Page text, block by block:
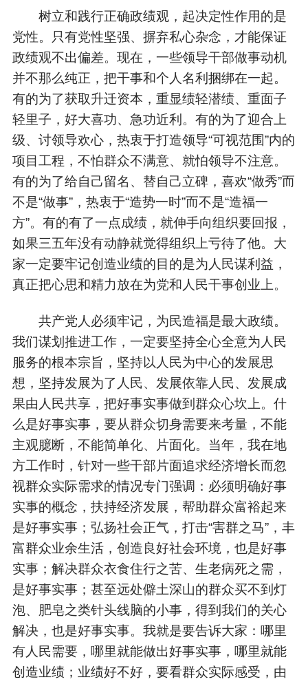
树立和践行正确政绩观，起决定性作用的是
党性。只有党性坚强、摒弃私心杂念，才能保证
政绩观不出偏差。现在，一些领导干部做事动机
并不那么纯正，把干事和个人名利捆绑在一起。
有的为了获取升迁资本，重显绩轻潜绩、重面子
轻里子，好大喜功、急功近利。有的为了迎合上
级、讨领导欢心，热衷于打造领导“可视范围”内的
项目工程，不怕群众不满意、就怕领导不注意。
有的为了给自己留名、替自己立碑，喜欢“做秀”而
不是“做事”，热衷于“造势一时”而不是“造福一
方”。有的有了一点成绩，就伸手向组织要回报，
如果三五年没有动静就觉得组织上亏待了他。大
家一定要牢记创造业绩的目的是为人民谋利益，
真正把心思和精力放在为党和人民干事创业上。
共产党人必须牢记，为民造福是最大政绩。
我们谋划推进工作，一定要坚持全心全意为人民
服务的根本宗旨，坚持以人民为中心的发展思
想，坚持发展为了人民、发展依靠人民、发展成
果由人民共享，把好事实事做到群众心坎上。什
么是好事实事，要从群众切身需要来考量，不能
主观臆断，不能简单化、片面化。当年，我在地
方工作时，针对一些干部片面追求经济增长而忽
视群众实际需求的情况专门强调：必须明确好事
实事的概念，扶持经济发展，帮助群众富裕起来
是好事实事；弘扬社会正气，打击“害群之马”，丰
富群众业余生活，创造良好社会环境，也是好事
实事；解决群众衣食住行之苦、生老病死之需，
是好事实事；甚至远处僻土深山的群众买不到灯
泡、肥皂之类针头线脑的小事，得到我们的关心
解决，也是好事实事。我就是要告诉大家：哪里
有人民需要，哪里就能做出好事实事，哪里就能
创造业绩；业绩好不好，要看群众实际感受，由